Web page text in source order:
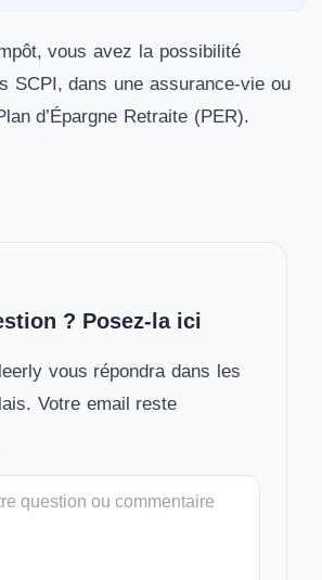
vous avez la possibilité
SCPI, dans uneassurance-vie ou
d’Épargne Retraite (PER).
? Posez-la ici
vous répondra dans les
Votre email reste